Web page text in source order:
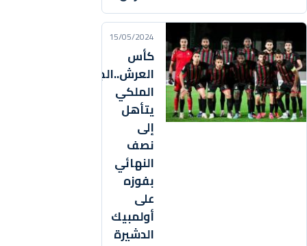
15/05/2024
كأس
العرش..الجيش
الملكي
يتأهل
إلى
نصف
النهائي
بفوزه
على
أولمبيك
الدشيرة